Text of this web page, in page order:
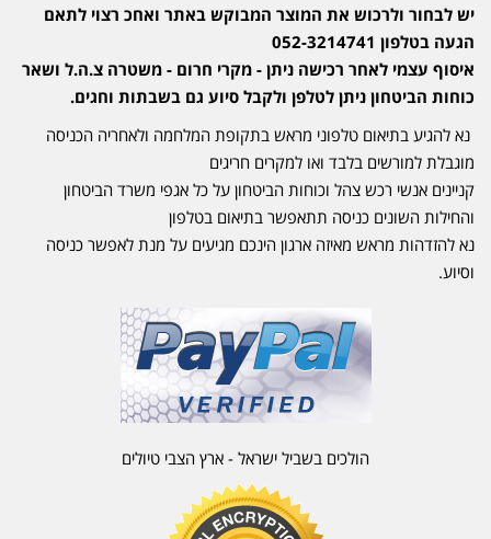
יש לבחור ולרכוש את המוצר המבוקש באתר ואחכ רצוי לתאם
הגעה בטלפון 052-3214741
איסוף עצמי לאחר רכישה ניתן - מקרי חרום - משטרה צ.ה.ל ושאר
כוחות הביטחון ניתן לטלפן ולקבל סיוע גם בשבתות וחגים.
נא להגיע בתיאום טלפוני מראש בתקופת המלחמה ולאחריה הכניסה
מוגבלת למורשים בלבד ואו למקרים חריגים
קניינים אנשי רכש צהל וכוחות הביטחון על כל אגפי משרד הביטחון
והחילות השונים כניסה תתאפשר בתיאום בטלפון
נא להזדהות מראש מאיזה ארגון הינכם מגיעים על מנת לאפשר כניסה
וסיוע.
הולכים בשביל ישראל - ארץ הצבי טיולים